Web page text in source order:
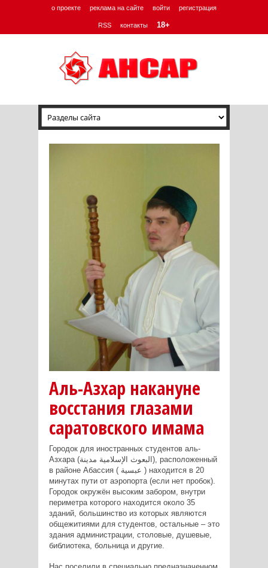
о проекте реклама на сайте войти регистрация
RSS контакты 18+
Аль-Азхар накануне
восстания глазами
саратовского имама
Городок для иностранных студентов аль-
Азхара (البعوث الإسلامية مدينة), расположенный
в районе Абассия ( عبسية ) находится в 20
минутах пути от аэропорта (если нет пробок).
Городок окружён высоким забором, внутри
периметра которого находится около 35
зданий, большинство из которых являются
общежитиями для студентов, остальные – это
здания администрации, столовые, душевые,
библиотека, больница и другие.
Нас поселили в специально предназначенном